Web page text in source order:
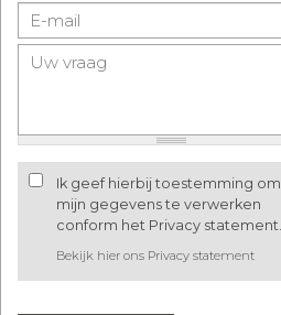
Ik geef hierbij toestemming om
mijn gegevens te verwerken
conform het Privacy statement.
Bekijk hier ons Privacy statement